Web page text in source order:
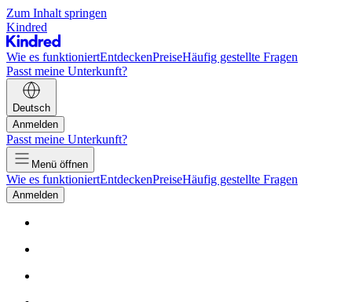
Zum Inhalt springen
Kindred
Wie es funktioniertEntdeckenPreiseHäufig gestellte Fragen
Passt meine Unterkunft?
Deutsch
Anmelden
Passt meine Unterkunft?
Menü öffnen
Wie es funktioniertEntdeckenPreiseHäufig gestellte Fragen
Anmelden